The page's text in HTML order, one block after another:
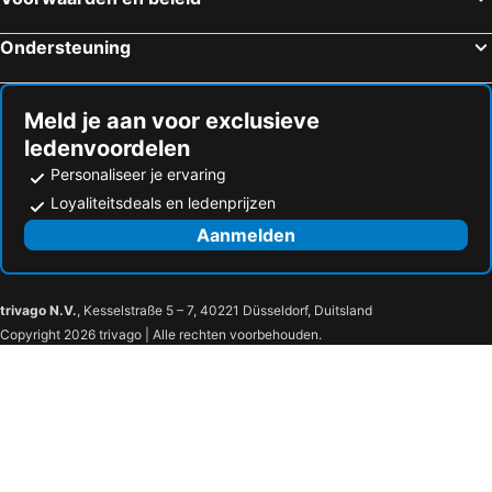
Hotels in Salouf
Hotels in Ospizio Bernina
Hotels in Grono
Ondersteuning
Meld je aan voor exclusieve
ledenvoordelen
Personaliseer je ervaring
Loyaliteitsdeals en ledenprijzen
Aanmelden
trivago N.V., Kesselstraße 5 – 7, 40221 Düsseldorf, Duitsland
Copyright 2026 trivago | Alle rechten voorbehouden.